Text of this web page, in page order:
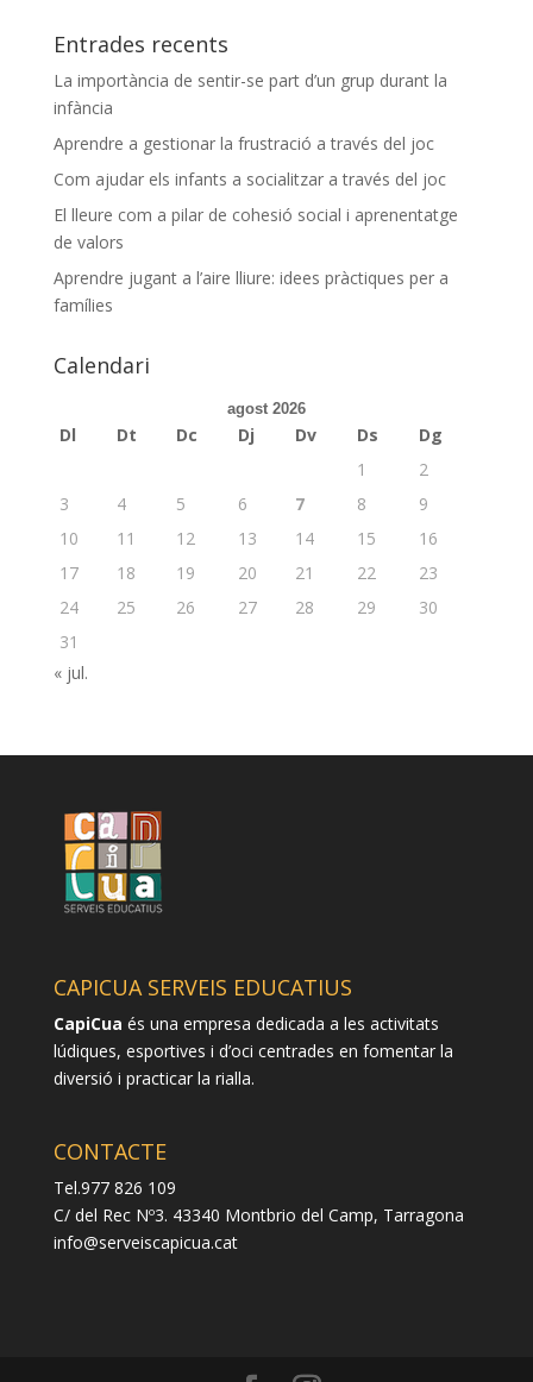
Entrades recents
La importància de sentir-se part d’un grup durant la
infància
Aprendre a gestionar la frustració a través del joc
Com ajudar els infants a socialitzar a través del joc
El lleure com a pilar de cohesió social i aprenentatge
de valors
Aprendre jugant a l’aire lliure: idees pràctiques per a
famílies
Calendari
agost 2026
Dl Dt Dc Dj Dv Ds
Dg
1
2
3
4 5 6 7 8
9
10
11 12 13 14 15
16
17
18 19 20 21 22
23
24
25 26 27 28 29
30
31
« jul.
CAPICUA SERVEIS EDUCATIUS
CapiCua és una empresa dedicada a les activitats
lúdiques, esportives i d’oci centrades en fomentar la
diversió i practicar la rialla.
CONTACTE
Tel.977 826 109
C/ del Rec Nº3. 43340 Montbrio del Camp, Tarragona
info@serveiscapicua.cat